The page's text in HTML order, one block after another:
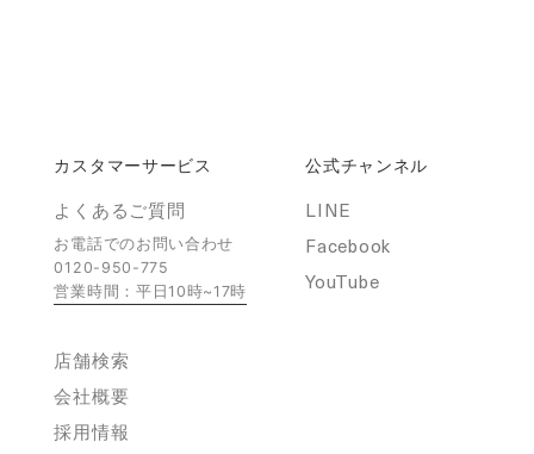
カスタマーサービス
よくあるご質問
お電話でのお問い合わせ
0120-950-775
営業時間：平日10時~17時
店舗検索
会社概要
採用情報
公式チャンネル
LINE
Facebook
YouTube